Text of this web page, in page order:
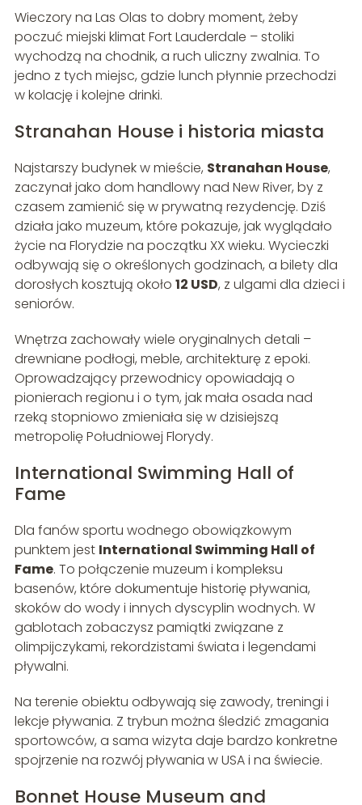
Wieczory na Las Olas to dobry moment, żeby
poczuć miejski klimat Fort Lauderdale – stoliki
wychodzą na chodnik, a ruch uliczny zwalnia. To
jedno z tych miejsc, gdzie lunch płynnie przechodzi
w kolację i kolejne drinki.
Stranahan House i historia miasta
Najstarszy budynek w mieście, Stranahan House,
zaczynał jako dom handlowy nad New River, by z
czasem zamienić się w prywatną rezydencję. Dziś
działa jako muzeum, które pokazuje, jak wyglądało
życie na Florydzie na początku XX wieku. Wycieczki
odbywają się o określonych godzinach, a bilety dla
dorosłych kosztują około 12 USD, z ulgami dla dzieci i
seniorów.
Wnętrza zachowały wiele oryginalnych detali –
drewniane podłogi, meble, architekturę z epoki.
Oprowadzający przewodnicy opowiadają o
pionierach regionu i o tym, jak mała osada nad
rzeką stopniowo zmieniała się w dzisiejszą
metropolię Południowej Florydy.
International Swimming Hall of
Fame
Dla fanów sportu wodnego obowiązkowym
punktem jest International Swimming Hall of
Fame. To połączenie muzeum i kompleksu
basenów, które dokumentuje historię pływania,
skoków do wody i innych dyscyplin wodnych. W
gablotach zobaczysz pamiątki związane z
olimpijczykami, rekordzistami świata i legendami
pływalni.
Na terenie obiektu odbywają się zawody, treningi i
lekcje pływania. Z trybun można śledzić zmagania
sportowców, a sama wizyta daje bardzo konkretne
spojrzenie na rozwój pływania w USA i na świecie.
Bonnet House Museum and